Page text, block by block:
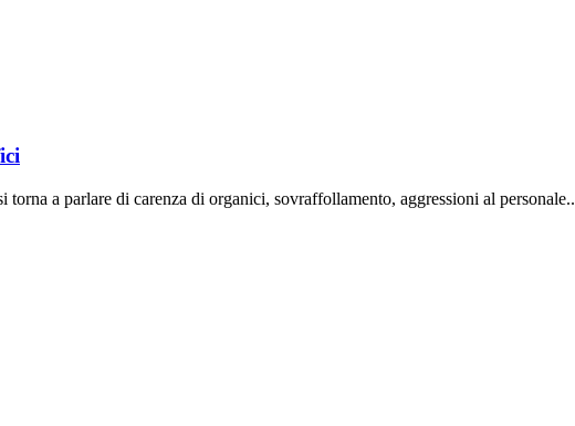
a parlare di carenza di organici, sovraffollamento, aggressioni al